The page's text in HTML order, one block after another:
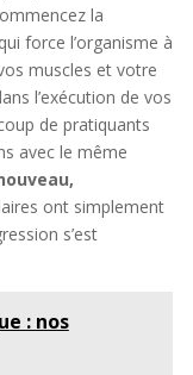
la
force l’organisme à
muscles et votre
l’exécution de vos
de pratiquants
avec le même
ont simplement
s’est
: nos